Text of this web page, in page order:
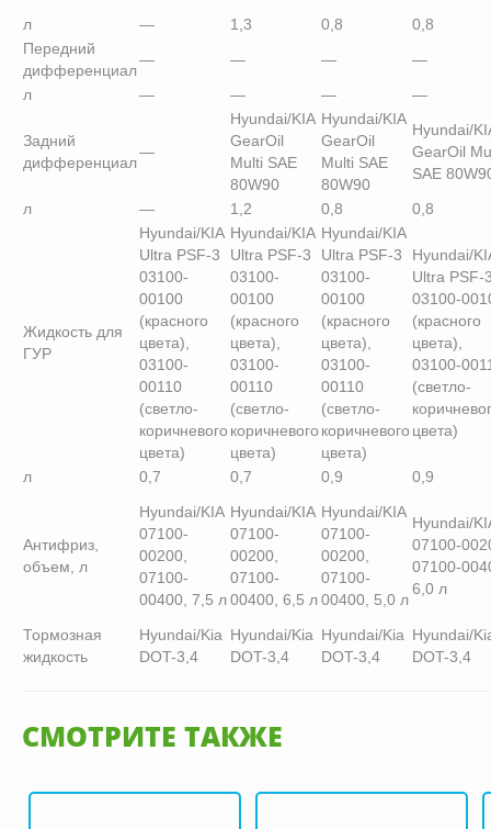
л — 1,3 0,8
0,8
Передний
дифференциал
— — —
—
л
— — — —
Задний
дифференциал
—
Hyundai/KIA
GearOil
Multi SAE
80W90
Hyundai/KIA
GearOil
Multi SAE
80W90
Hyundai/
GearOil
SAE
л
— 1,2 0,8 0,8
Жидкость для
ГУР
Hyundai/KIA
Ultra PSF-3
03100-
00100
(красного
цвета),
03100-
00110
(светло-
коричневого
цвета)
Hyundai/KIA
Ultra PSF-3
03100-
00100
(красного
цвета),
03100-
00110
(светло-
коричневого
цвета)
Hyundai/KIA
Ultra PSF-3
03100-
00100
(красного
цвета),
03100-
00110
(светло-
коричневого
цвета)
Hyundai/
Ultra PSF-
03100-
(красного
цвета),
03100-
(светло-
цвета)
л 0,7 0,7 0,9 0,9
Антифриз,
объем, л
Hyundai/KIA
07100-
00200,
07100-
00400, 7,5 л
Hyundai/KIA
07100-
00200,
07100-
00400, 6,5 л
Hyundai/KIA
07100-
00200,
07100-
00400, 5,0 л
Hyundai/
07100-
07100-
6,0 л
Тормозная
жидкость
Hyundai/Kia
DOT-3,4
Hyundai/Kia
DOT-3,4
Hyundai/Kia
DOT-3,4
Hyundai/
DOT-3,4
СМОТРИТЕ ТАКЖЕ